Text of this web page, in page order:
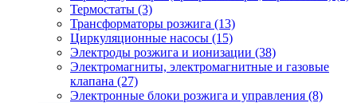
Термостаты (3)
Трансформаторы розжига (13)
Циркуляционные насосы (15)
Электроды розжига и ионизации (38)
Электромагниты, электромагнитные и газовые
клапана (27)
Электронные блоки розжига и управления (8)